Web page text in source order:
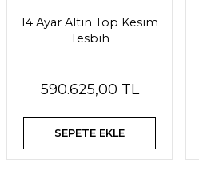
14 Ayar Altın Top Kesim
Tesbih
590.625,00 TL
SEPETE EKLE